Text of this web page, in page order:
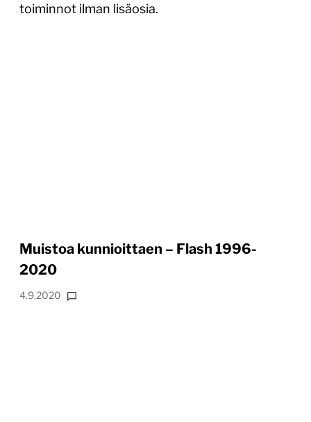
toiminnot ilman lisäosia.
Muistoa kunnioittaen – Flash 1996-
2020
4.9.2020